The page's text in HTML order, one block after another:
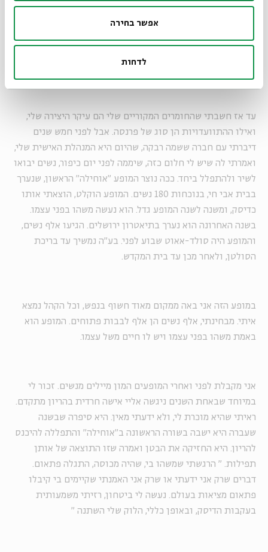
אפשר בחירה
לדחות
המופע "אוחילה" הוא מה ששומר על הירושלמית שבי והוא
לקחתי צעד קדימה והעליתי את זה בתור מופע רציני ומושקע.
עד אז חשבתי שהחומרים המקוריים שלי הם עיקר היצירה שלי,
ואילו ההתוועדויות הן סוג של פרנסה. אבל לפני חמש שנים
דיברתי עם חברה ששמה רבקה, שהיום היא המנהלת האישית שלי,
ואמרתי לה שיש לי חלום כזה, שיממה לפני יום כיפור, נשים יבואו
לשיר ולהתפלל ביחד. ככה נוצר המופע "אוחילה" הראשון, שנערך
בבית אבי חי, בנוכחות 180 נשים. המופע הוקלט, הוצאתי אותו
כדיסק, ומשנה לשנה המופע גדל. הוא נעשה משהו בפני עצמו.
בשנה האחרונה הוא נערך בתיאטרון ירושלים. הגיעו אלף נשים,
והמופע היה סולד-אאוט שבוע לפני. בע"ה נמשיך עד בריכת
הסולטן, ולאחר מכן עד בית המקדש.
במופע הזה אני באה ממקום מאוד חשוף בנפש, וכל הקהל נמצא
איתי. מבחינתי, אלף נשים הן אלף לבבות פתוחים. המופע הוא
באמת משהו בפני עצמו ויש לו חיים משל עצמו.
אני מקבלת לפני ואחרי המופעים המון מיילים מנשים. זכור לי
במיוחד שבאחת השנים ניגשה אליי אישה חרדית בהריון מתקדם.
ראיתי שהיא מוכרת לי, ולא ידעתי מאין. היא סיפרה שבשנה
שעברה היא ישבה בשורה הראשונה ב"אוחילה" והתפללה להיכנס
להריון. היא החזיקה את הבטן ואמרה שזו התוצאה של אותן
תפילות. " הרגשתי שמשהו בי, שהיה מכוסה, התגלה פתאום.
דברים שרק אני ידעתי או שרק אני האמנתי שקיימים בי קיבלו
פתאום מציאות בעולם. נעשה לי ביטחון, רזיתי משמעותית
בעקבות הדיסק, ובאופן כללי, הלוק שלי השתנה "